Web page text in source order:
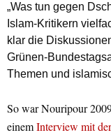
„Was tun gegen
Islam-Kritikern
klar die
Grünen-
Themen und
So war Nouripour
einemInterview mit